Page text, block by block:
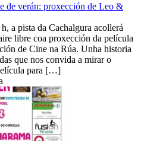
de verán: proxección de Leo &
a pista da Cachalgura acollerá
libre coa proxección da película
de Cine na Rúa. Unha historia
que nos convida a mirar o
para […]